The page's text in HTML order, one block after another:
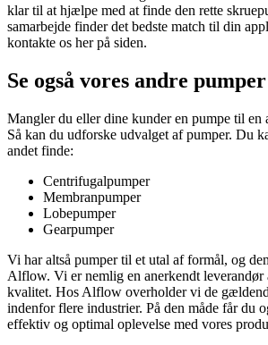
klar til at hjælpe med at finde den rette
samarbejde finder det bedste match til din
kontakte os her på siden.
Se også vores andre pumper
Mangler du eller dine kunder en pumpe til en
Så kan du udforske udvalget af pumper. Du
andet finde:
Centrifugalpumper
Membranpumper
Lobepumper
Gearpumper
Vi har altså pumper til et utal af formål, og
Alflow. Vi er nemlig en anerkendt
kvalitet. Hos Alflow overholder vi de
indenfor flere industrier. På den måde får du
effektiv og optimal oplevelse med vores